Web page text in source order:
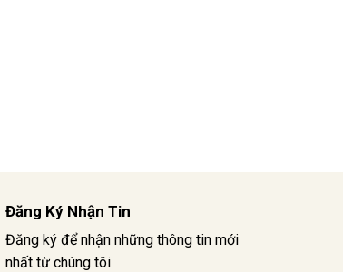
Đăng Ký Nhận Tin
Đăng ký để nhận những thông tin mới
nhất từ chúng tôi